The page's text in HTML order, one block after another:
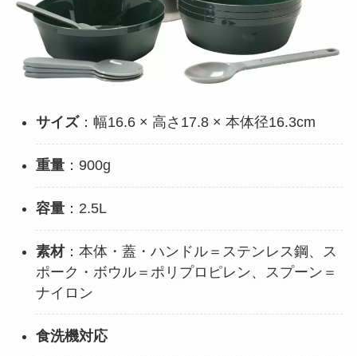
サイズ：幅16.6 × 高さ17.8 × 本体径16.3cm
重量：900g
容量：2.5L
素材：本体・蓋・ハンドル＝ステンレス鋼、ス
ポーク・ボウル＝ポリプロピレン、スプーン＝
ナイロン
食洗機対応